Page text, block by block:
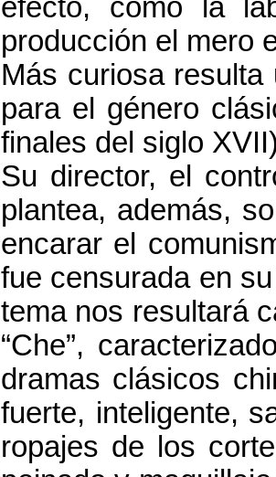
efecto, cómo la
producción el mero
Más curiosa
para el género
finales del siglo
Su director, el
plantea, además,
encarar el
fue censurada en
tema nos resultará
“Che”,
dramas clásicos
fuerte, inteligente,
ropajes de los